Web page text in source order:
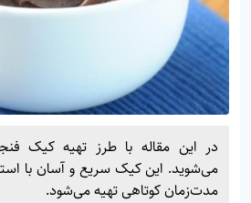
در این مقاله با طرز تهیه کیک
می‌شوید. این کیک سریع و آسان با
مدت‌زمان کوتاهی تهیه می‌شود.